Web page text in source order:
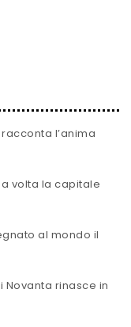
l’anima
volta la capitale
al mondo il
Novanta rinasce in